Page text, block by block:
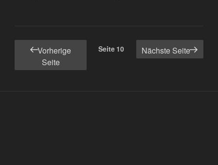
Seitennummerierung
Beiträge
Vorherige
Seite
Seite 10 Nächste Seite